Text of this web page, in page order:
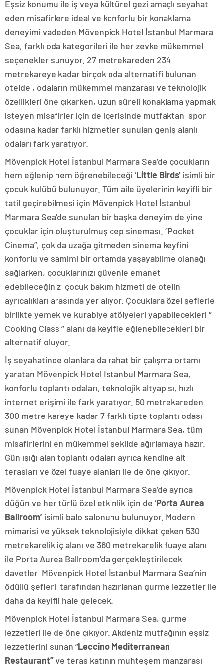
Eşsiz konumu ile iş veya kültürel gezi amaçlı seyahat
eden misafirlere ideal ve konforlu bir konaklama
deneyimi vadeden Mövenpick Hotel İstanbul Marmara
Sea, farklı oda kategorileri ile her zevke mükemmel
seçenekler sunuyor. 27 metrekareden 234
metrekareye kadar birçok oda alternatifi bulunan
otelde , odaların mükemmel manzarası ve teknolojik
özellikleri öne çıkarken, uzun süreli konaklama yapmak
isteyen misafirler için de içerisinde mutfaktan spor
odasına kadar farklı hizmetler sunulan geniş alanlı
odaları fark yaratıyor.
Mövenpick Hotel İstanbul Marmara Sea’de çocukların
hem eğlenip hem öğrenebileceği ‘Little Birds’ isimli bir
çocuk kulübü bulunuyor. Tüm aile üyelerinin keyifli bir
tatil geçirebilmesi için Mövenpick Hotel İstanbul
Marmara Sea’de sunulan bir başka deneyim de yine
çocuklar için oluşturulmuş cep sineması. “Pocket
Cinema”, çok da uzağa gitmeden sinema keyfini
konforlu ve samimi bir ortamda yaşayabilme olanağı
sağlarken, çocuklarınızı güvenle emanet
edebileceğiniz çocuk bakım hizmeti de otelin
ayrıcalıkları arasında yer alıyor. Çocuklara özel şeflerle
birlikte yemek ve kurabiye atölyeleri yapabilecekleri ‘’
Cooking Class ‘’ alanı da keyifle eğlenebilecekleri bir
alternatif oluyor.
İş seyahatinde olanlara da rahat bir çalışma ortamı
yaratan Mövenpick Hotel Istanbul Marmara Sea,
konforlu toplantı odaları, teknolojik altyapısı, hızlı
internet erişimi ile fark yaratıyor. 50 metrekareden
300 metre kareye kadar 7 farklı tipte toplantı odası
sunan Mövenpick Hotel İstanbul Marmara Sea, tüm
misafirlerini en mükemmel şekilde ağırlamaya hazır.
Gün ışığı alan toplantı odaları ayrıca kendine ait
terasları ve özel fuaye alanları ile de öne çıkıyor.
Mövenpick Hotel İstanbul Marmara Sea’de ayrıca
düğün ve her türlü özel etkinlik için de ‘Porta Aurea
Ballroom’ isimli balo salonunu bulunuyor. Modern
mimarisi ve yüksek teknolojisiyle dikkat çeken 530
metrekarelik iç alanı ve 360 metrekarelik fuaye alanı
ile Porta Aurea Ballroom’da gerçekleştirilecek
davetler Mövenpick Hotel İstanbul Marmara Sea’nin
ödüllü şefleri tarafından hazırlanan gurme lezzetler ile
daha da keyifli hale gelecek.
Mövenpick Hotel İstanbul Marmara Sea, gurme
lezzetleri ile de öne çıkıyor. Akdeniz mutfağının eşsiz
lezzetlerini sunan “Leccino Mediterranean
Restaurant”ve teras katının muhteşem manzarası